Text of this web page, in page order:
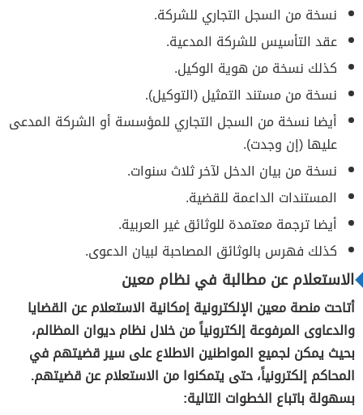
نسخة من السجل التجاري للشركة.
عقد التأسيس للشركة المدعية.
كذلك نسخة من هوية الوكيل.
نسخة من مستند التمثيل (التوكيل).
أيضا نسخة من السجل التجاري للمؤسسة أو الشركة المدعى
عليها (إن وجدت).
نسخة من بيان الدخل لآخر ثلاث سنوات.
المستندات الداعمة للقضية.
أيضا ترجمة معتمدة للوثائق غير العربية.
كذلك فهرس بالوثائق المصاحبة لبيان الدعوى.
الاستعلام عن مطالبة في نظام معين
أتاحت منصة معين الإلكترونية إمكانية الاستعلام عن القضايا
والدعاوى المرفوعة إلكترونياً من خلال نظام ديوان المظالم،
بحيث يمكن لجميع المواطنين الاطلاع على سير قضيتهم في
المحاكم إلكترونياً، حتى يتمكنوا من الاستعلام عن قضيتهم.
بسهولة باتباع الخطوات التالية: